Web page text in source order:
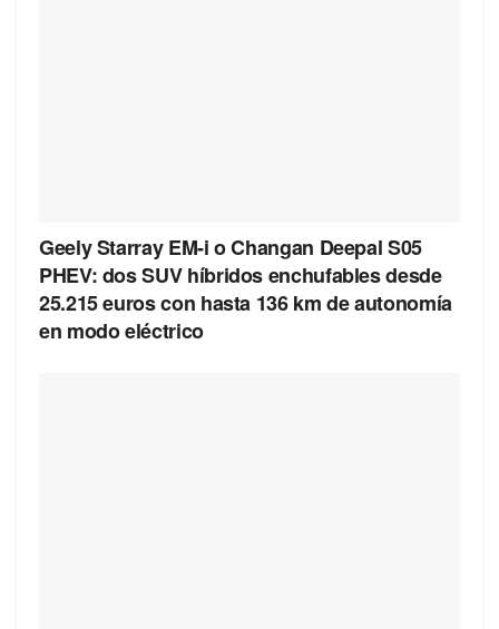
Geely Starray EM-i o Changan Deepal S05
PHEV: dos SUV híbridos enchufables desde
25.215 euros con hasta 136 km de autonomía
en modo eléctrico